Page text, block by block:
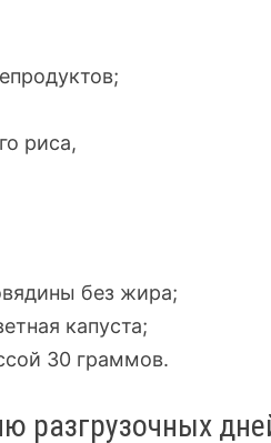
риса,
без жира;
капуста;
30 граммов.
разгрузочных